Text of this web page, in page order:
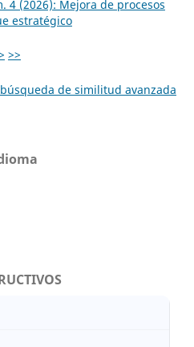
4 (2026): Mejora de procesos
estratégico
>>
de similitud avanzada